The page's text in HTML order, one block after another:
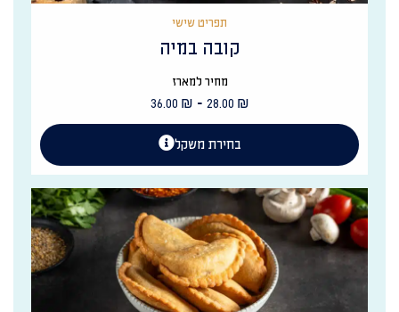
תפריט שישי
קובה במיה
מחיר למארז
28.00 ₪
-
36.00 ₪
בחירת משקל